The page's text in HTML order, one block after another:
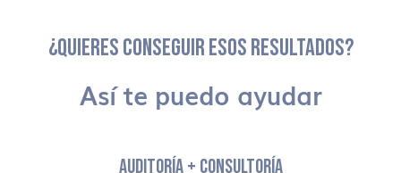
¿QUIERES CONSEGUIR ESOS RESULTADOS?
Así te puedo ayudar
AUDITORÍA + CONSULTORÍA